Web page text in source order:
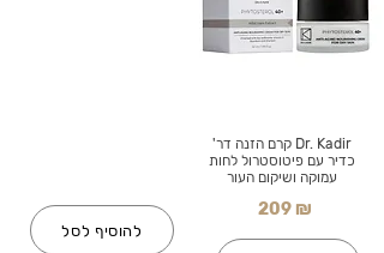
להוסיף לסל
Dr. Kadir קרם הזנה דר'
כדיר עם פיטוסטרול לחות
עמוקה ושיקום העור
209 ₪